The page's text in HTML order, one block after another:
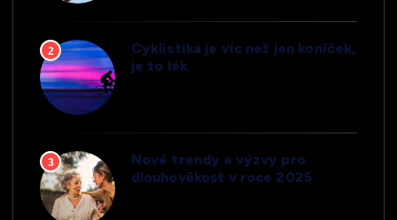
2
Cyklistika je víc než jen koníček,
je to lék
3
Nové trendy a výzvy pro
dlouhověkost v roce 2025